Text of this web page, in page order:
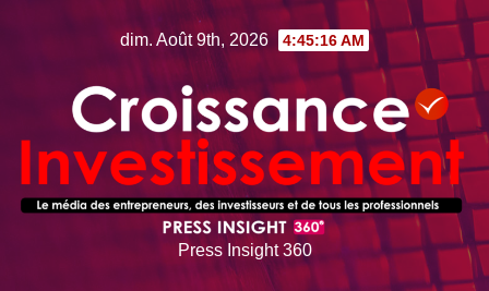
dim. Août 9th, 2026 4:45:18 AM
Press Insight 360